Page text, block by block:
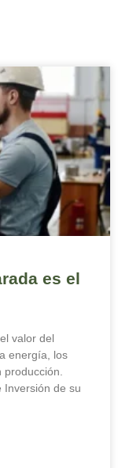
es el
valor del
energía, los
Inversión de su